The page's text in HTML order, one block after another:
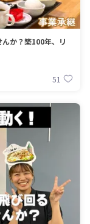
んか？築100年、リ
51